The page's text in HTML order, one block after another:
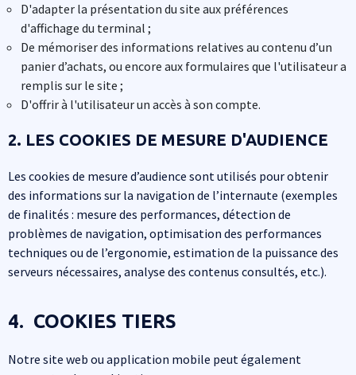
D'adapter la présentation du site aux préférences
d'affichage du terminal ;
De mémoriser des informations relatives au contenu d’un
panier d’achats, ou encore aux formulaires que l'utilisateur a
remplis sur le site ;
D'offrir à l'utilisateur un accès à son compte.
2. LES COOKIES DE MESURE D'AUDIENCE
Les cookies de mesure d’audience sont utilisés pour obtenir
des informations sur la navigation de l’internaute (exemples
de finalités : mesure des performances, détection de
problèmes de navigation, optimisation des performances
techniques ou de l’ergonomie, estimation de la puissance des
serveurs nécessaires, analyse des contenus consultés, etc.).
4. COOKIES TIERS
Notre site web ou application mobile peut également